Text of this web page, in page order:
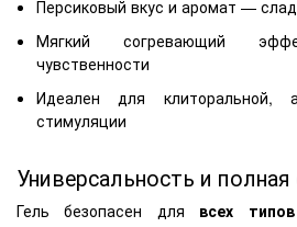
Персиковый вкус и аромат —
Мягкий согревающий
чувственности
Идеален для клиторальной,
стимуляции
Универсальность и
Гель безопасен для всех